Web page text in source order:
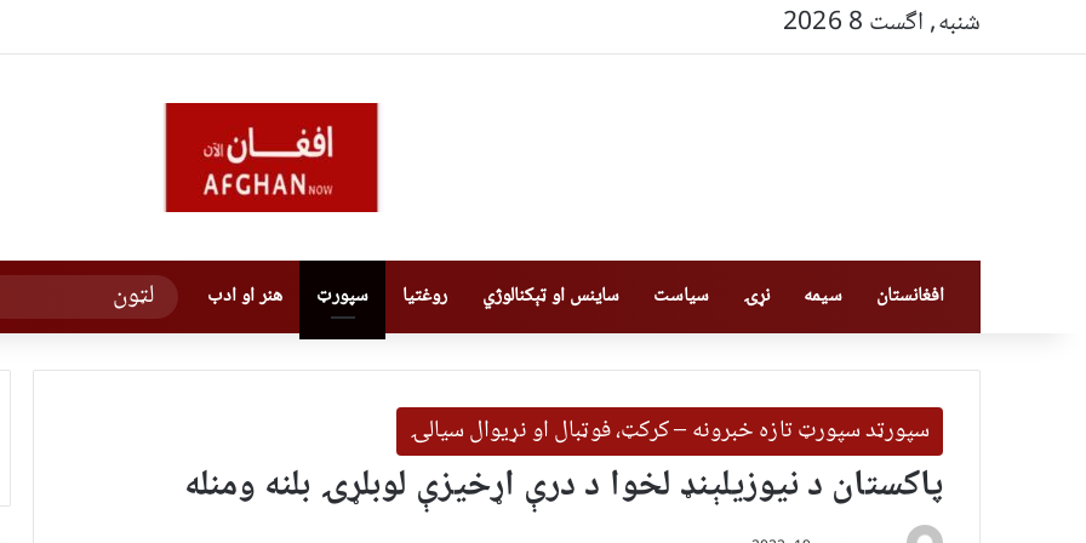
شنبه, اگست 8 2026
افغانستان سیمه نړۍ سیاست ساینس او ټېکنالوژي روغتیا سپورټ هنر او ادب
سپورټد سپورټ تازه خبرونه – کرکټ، فوټبال او نړیوال سیالۍ
پاکستان د نیوزیلېنډ لخوا د درې اړخیزې لوبلړۍ بلنه ومنله